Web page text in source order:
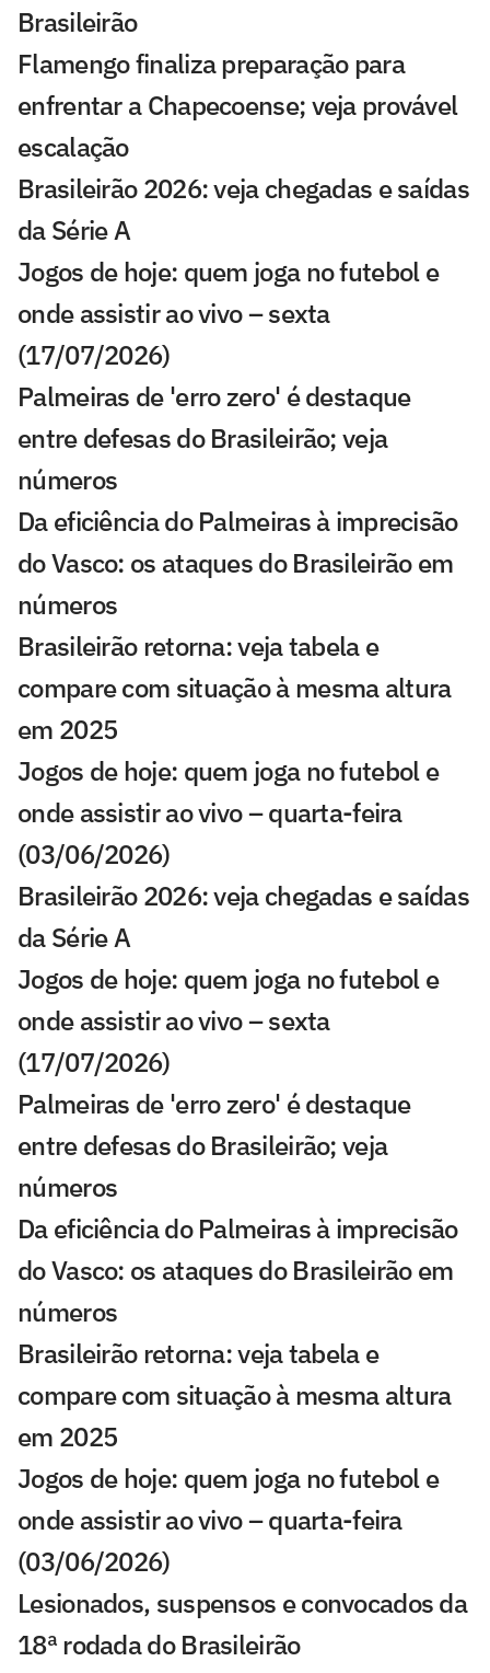
Brasileirão
Flamengo finaliza preparação para
enfrentar a Chapecoense; veja provável
escalação
Brasileirão 2026: veja chegadas e saídas
da Série A
Jogos de hoje: quem joga no futebol e
onde assistir ao vivo – sexta
(17/07/2026)
Palmeiras de 'erro zero' é destaque
entre defesas do Brasileirão; veja
números
Da eficiência do Palmeiras à imprecisão
do Vasco: os ataques do Brasileirão em
números
Brasileirão retorna: veja tabela e
compare com situação à mesma altura
em 2025
Jogos de hoje: quem joga no futebol e
onde assistir ao vivo – quarta-feira
(03/06/2026)
Brasileirão 2026: veja chegadas e saídas
da Série A
Jogos de hoje: quem joga no futebol e
onde assistir ao vivo – sexta
(17/07/2026)
Palmeiras de 'erro zero' é destaque
entre defesas do Brasileirão; veja
números
Da eficiência do Palmeiras à imprecisão
do Vasco: os ataques do Brasileirão em
números
Brasileirão retorna: veja tabela e
compare com situação à mesma altura
em 2025
Jogos de hoje: quem joga no futebol e
onde assistir ao vivo – quarta-feira
(03/06/2026)
Lesionados, suspensos e convocados da
18ª rodada do Brasileirão